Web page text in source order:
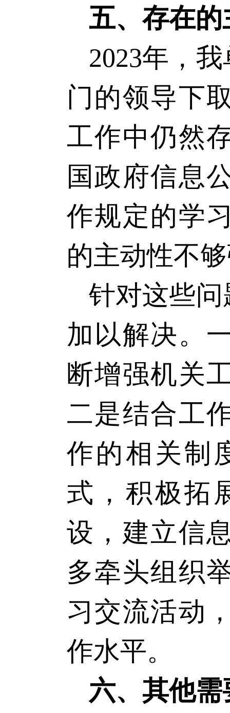
五、存在
2023年，
门的领导下
工作中仍然
国政府信息
作规定的学
的主动性不
针对这些
加以解决。
断增强机关
二是结合工
作的相关制
式，积极拓
设，建立信
多牵头组织
习交流活动
作水平。
六、其他